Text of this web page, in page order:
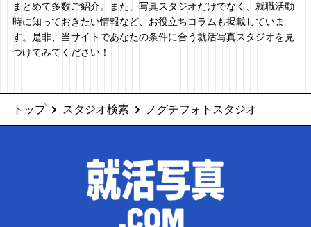
まとめて多数ご紹介。また、写真スタジオだけでなく、就職活動
時に知っておきたい情報など、お役立ちコラムも掲載していま
す。是非、当サイトであなたの条件に合う就活写真スタジオを見
つけてみてください！
トップ スタジオ検索 ノグチフォトスタジオ